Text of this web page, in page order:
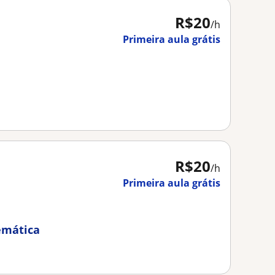
R$20/h
Primeira aula grátis
R$20/h
Primeira aula grátis